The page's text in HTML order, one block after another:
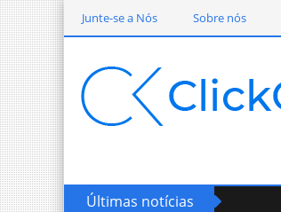
Junte-se a Nós Sobre nós
Últimas notícias